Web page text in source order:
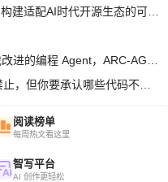
阅读榜单
每周热文看这里
智写平台
AI 创作更轻松